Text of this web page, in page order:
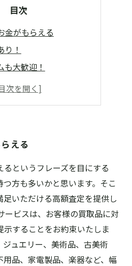
目次
金がもらえる
り！
も大歓迎！
に査定します
える
というフレーズを目にする
方も多いかと思います。そこ
いただける高額査定を提供し
ービスは、お客様の買取品に対
示することをお約束いたしま
ュエリー、美術品、古美術
品、家電製品、楽器など、幅